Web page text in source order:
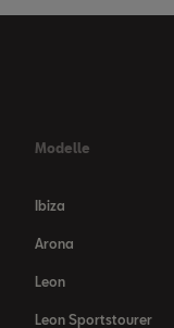
Modelle
Ibiza
Arona
Leon
Leon Sportstourer